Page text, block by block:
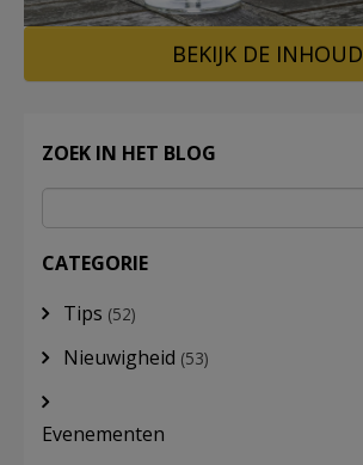
BEKIJK DE INHOUD
ZOEK IN HET BLOG
CATEGORIE
Tips (52)
Nieuwigheid (53)
Evenementen